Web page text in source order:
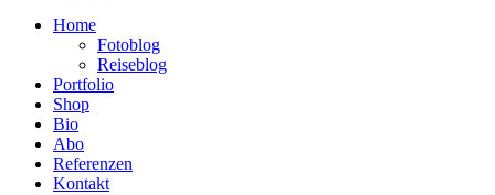
Home
Fotoblog
Reiseblog
Portfolio
Shop
Bio
Abo
Referenzen
Kontakt